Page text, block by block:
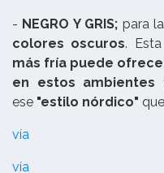
- NEGRO Y GRIS; para
colores oscuros. Esta
más fría puede
en estos ambientes
ese "estilo nórdico"
vía
vía